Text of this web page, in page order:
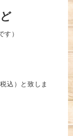
）
込）と致しま